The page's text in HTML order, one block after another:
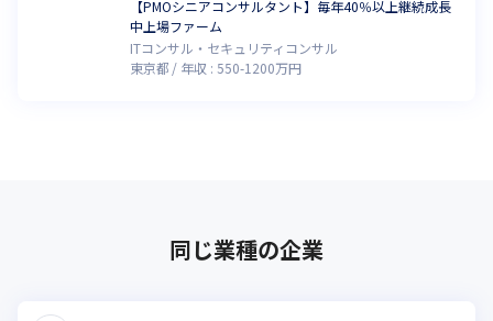
【PMOシニアコンサルタント】毎年40％以上継続成長
中上場ファーム
ITコンサル・セキュリティコンサル
東京都
年収 : 550-1200万円
同じ業種の企業